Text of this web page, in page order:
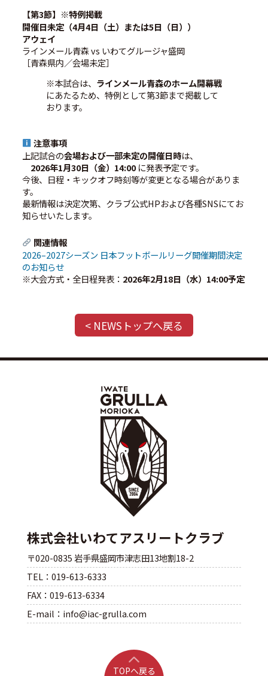
【第3節】※特例掲載
開催日未定（4月4日（土）または5日（日））
アウェイ
ラインメール青森 vs いわてグルージャ盛岡
［青森県内／会場未定］
※本試合は、 ラインメール青森のホーム開幕戦
にあたるため、特例として第3節まで掲載して
おります。
注意事項
上記試合の会場および一部未定の開催日時は、
2026年1月30日（金）14:00に発表予定です。
今後、日程・キックオフ時刻等が変更となる場合がありま
す。
最新情報は決定次第、クラブ公式HPおよび各種SNSにてお
知らせいたします。
関連情報
2026–2027シーズン 日本フットボールリーグ開催期間決定
のお知らせ
※大会方式・全日程発表： 2026年2月18日（水）14:00予定
< NEWSトップへ戻る
株式会社いわてアスリートクラブ
〒020-0835 岩手県盛岡市津志田13地割18-2
TEL：019-613-6333
FAX：019-613-6334
E-mail：info@iac-grulla.com
TOPへ戻る